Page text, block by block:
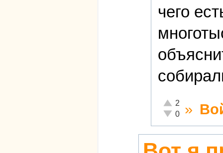
чего
Отлично!
2
Неадекватно!
0 »